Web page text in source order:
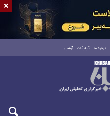
درباره ما تبلیغات آرشیو
×